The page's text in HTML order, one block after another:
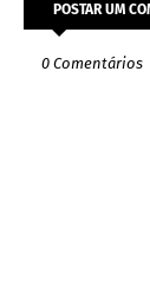
POSTAR UM
0 Comentários